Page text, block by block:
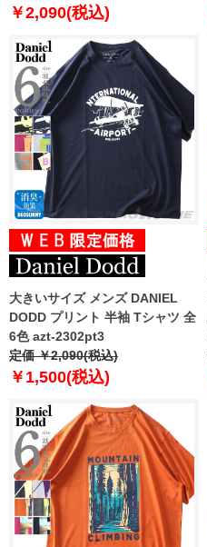
220405
￥2,090(税込)
大きいサイズ メンズ DANIEL
DODD プリント 半袖 Tシャツ 全
6色 azt-2302pt3
定価 ￥2,090(税込)
￥1,500(税込)